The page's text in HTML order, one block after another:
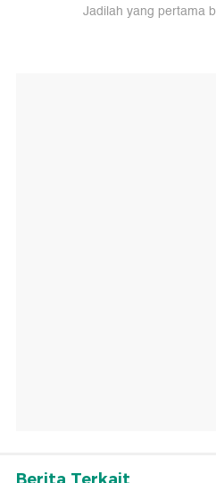
Jadilah yang pertama